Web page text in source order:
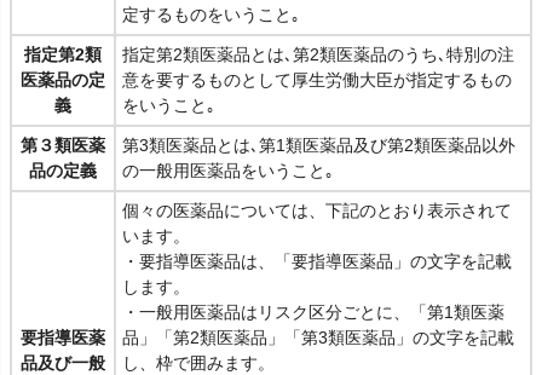
定するものをいうこと｡
指定第2類
医薬品の定
義
指定第2類医薬品とは､第2類医薬品のうち､特別の注
意を要するものとして厚生労働大臣が指定するもの
をいうこと｡
第３類医薬
品の定義
第3類医薬品とは､第1類医薬品及び第2類医薬品以外
の一般用医薬品をいうこと｡
要指導医薬
品及び一般
個々の医薬品については、下記のとおり表示されて
います。
・要指導医薬品は、「要指導医薬品」の文字を記載
します。
・一般用医薬品はリスク区分ごとに、「第1類医薬
品」「第2類医薬品」「第3類医薬品」の文字を記載
し、枠で囲みます。